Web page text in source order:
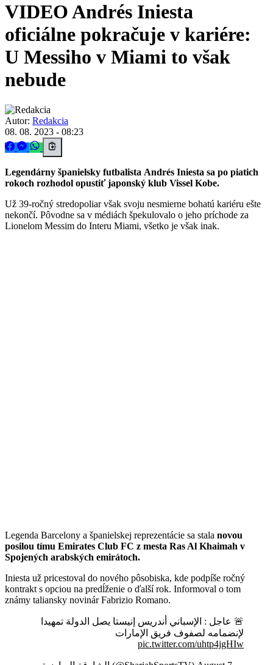
VIDEOAndrés Iniesta
oficiálne pokračuje v kariére:
U Messiho v Miami to však
nebude
Autor: Redakcia
08. 08. 2023 - 08:23
Legendárny španielsky futbalista Andrés Iniesta sa po piatich
rokoch rozhodol opustiť japonský klub Vissel Kobe.
Už 39-ročný stredopoliar však svoju nesmierne bohatú kariéru ešte
nekončí. Pôvodne sa v médiách špekulovalo o jeho príchode za
Lionelom Messim do Interu Miami, všetko je však inak.
Legenda Barcelony a španielskej reprezentácie sa stala novou
posilou tímu Emirates Club FC z mesta Ras Al Khaimah v
Spojených arabských emirátoch.
Iniesta už pricestoval do nového pôsobiska, kde podpíše ročný
kontrakt s opciou na predĺženie o ďalší rok. Informoval o tom
známy taliansky novinár Fabrizio Romano.
🚨 عاجل : الإسباني أندريس إنيستا يصل الدولة تمهيدا
لإنضمامه لصفوف فريق الإمارات
pic.twitter.com/uhtp4jgHIw